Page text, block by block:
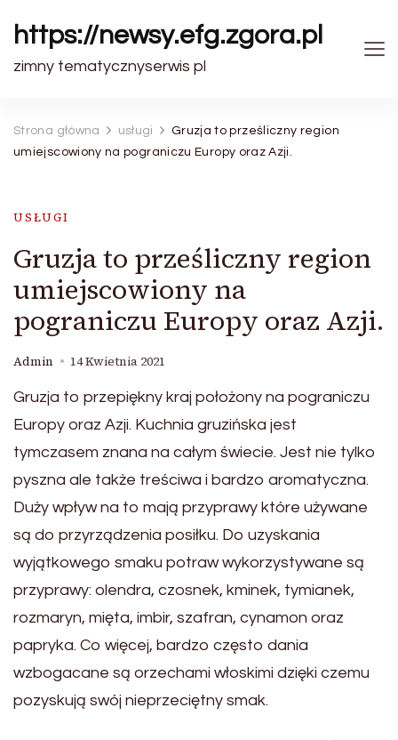
https://newsy.efg.zgora.pl
zimny tematycznyserwis pl
Strona główna usługi
Gruzja to prześliczny region
umiejscowiony na pograniczu Europy oraz Azji.
USŁUGI
Gruzja to prześliczny region
umiejscowiony na
pograniczu Europy oraz Azji.
Admin 14 Kwietnia 2021
Gruzja to przepiękny kraj położony na pograniczu
Europy oraz Azji. Kuchnia gruzińska jest
tymczasem znana na całym świecie. Jest nie tylko
pyszna ale także treściwa i bardzo aromatyczna.
Duży wpływ na to mają przyprawy które używane
są do przyrządzenia posiłku. Do uzyskania
wyjątkowego smaku potraw wykorzystywane są
przyprawy: olendra, czosnek, kminek, tymianek,
rozmaryn, mięta, imbir, szafran, cynamon oraz
papryka. Co więcej, bardzo często dania
wzbogacane są orzechami włoskimi dzięki czemu
pozyskują swój nieprzeciętny smak.